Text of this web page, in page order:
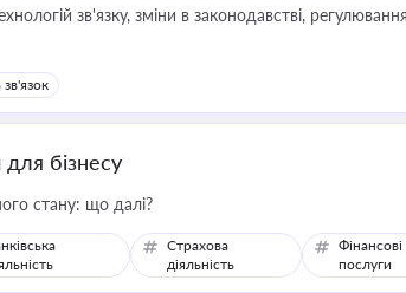
зв'язку, зміни в законодавстві,
бізнесу
стану: що далі?
Страхова
діяльність
Фінансові
послуги